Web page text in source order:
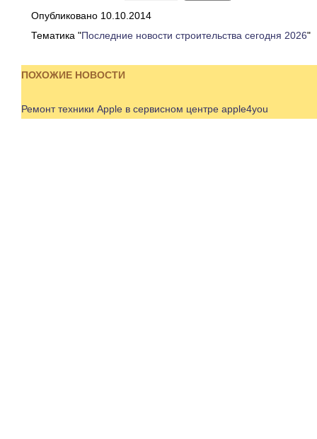
Опубликовано 10.10.2014
Тематика "Последние новости строительства сегодня 2026"
ПОХОЖИЕ НОВОСТИ
Ремонт техники Apple в сервисном центре apple4you